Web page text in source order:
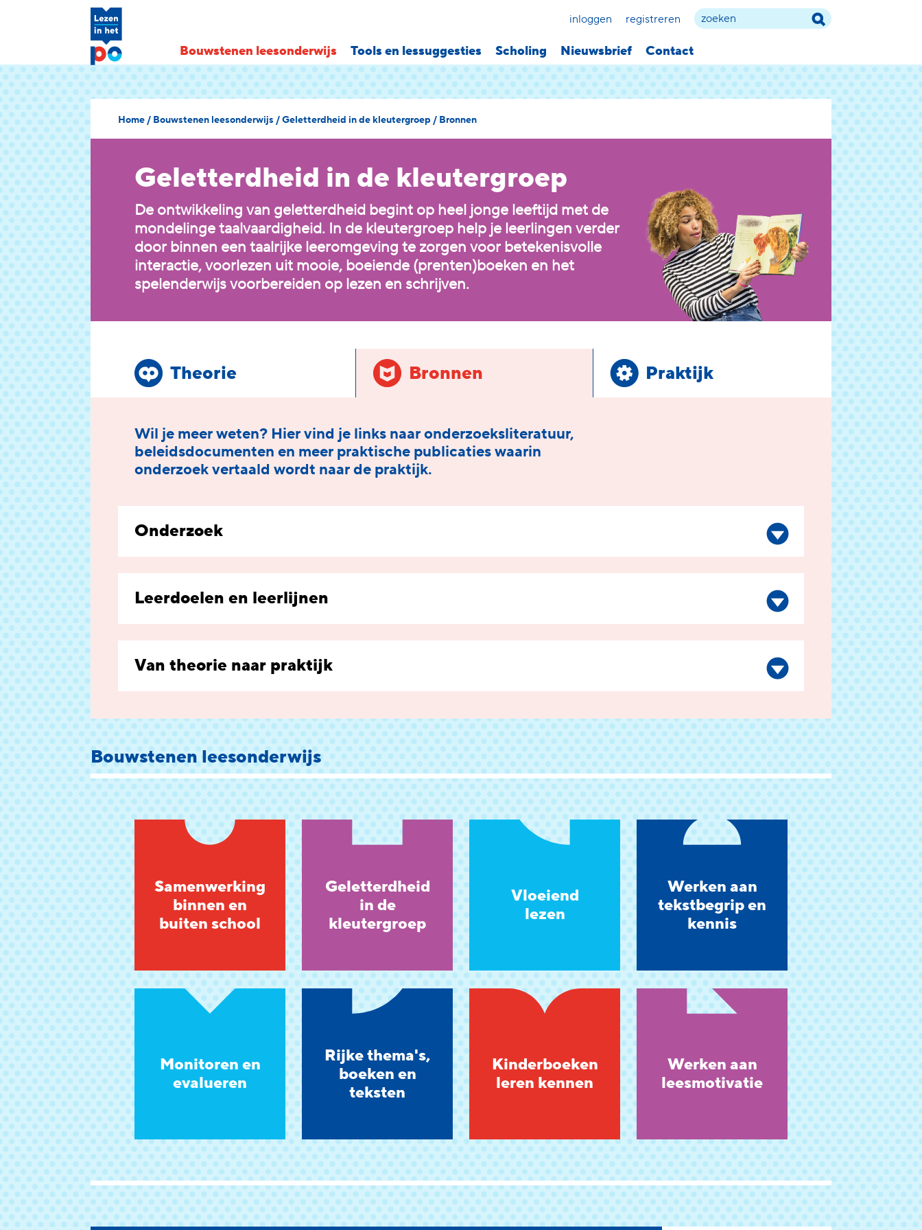
inloggen registreren
Bouwstenen leesonderwijs Tools en lessuggesties Scholing Nieuwsbrief Contact
Home/ Bouwstenen leesonderwijs /Geletterdheid in de kleutergroep / Bronnen
Geletterdheid in de kleutergroep
De ontwikkeling van geletterdheid begint op heel jonge leeftijd met de
mondelinge taalvaardigheid. In de kleutergroep help je leerlingen verder
door binnen een taalrijke leeromgeving te zorgen voor betekenisvolle
interactie, voorlezen uit mooie, boeiende (prenten)boeken en het
spelenderwijs voorbereiden op lezen en schrijven.
Theorie Bronnen Praktijk
Wil je meer weten? Hier vind je links naar onderzoeksliteratuur,
beleidsdocumenten en meer praktische publicaties waarin
onderzoek vertaald wordt naar de praktijk.
Onderzoek
Leerdoelen en leerlijnen
Van theorie naar praktijk
Bouwstenen leesonderwijs
Samenwerking
binnen en
buiten school
Geletterdheid
in de
kleutergroep
Vloeiend
lezen
Werken aan
tekstbegrip en
kennis
Monitoren en
evalueren
Rijke thema's,
boeken en
teksten
Kinderboeken
leren kennen
Werken aan
leesmotivatie